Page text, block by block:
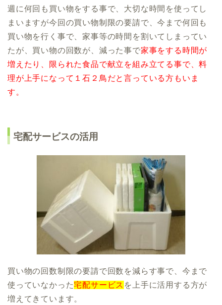
週に何回も買い物をする事で、大切な時間を使ってし
まいますが今回の買い物制限の要請で、今まで何回も
買い物を行く事で、家事等の時間を割いてしまってい
たが、買い物の回数が、減った事で家事をする時間が
増えたり、限られた食品で献立を組み立てる事で、料
理が上手になって１石２鳥だと言っている方もいま
す。
宅配サービスの活用
買い物の回数制限の要請で回数を減らす事で、今まで
使っていなかった宅配サービス を上手に活用する方が
増えてきています。